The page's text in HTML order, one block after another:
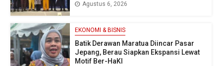
Agustus 6, 2026
EKONOMI & BISNIS
Batik Derawan Maratua Diincar Pasar
Jepang, Berau Siapkan Ekspansi Lewat
Motif Ber-HaKI